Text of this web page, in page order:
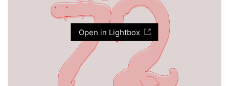
Open in Lightbox